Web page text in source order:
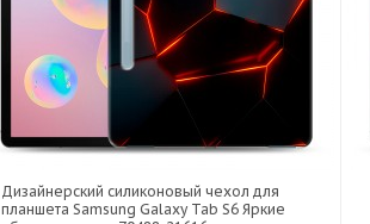
Дизайнерский силиконовый чехол для
планшета Samsung Galaxy Tab S6 Яркие